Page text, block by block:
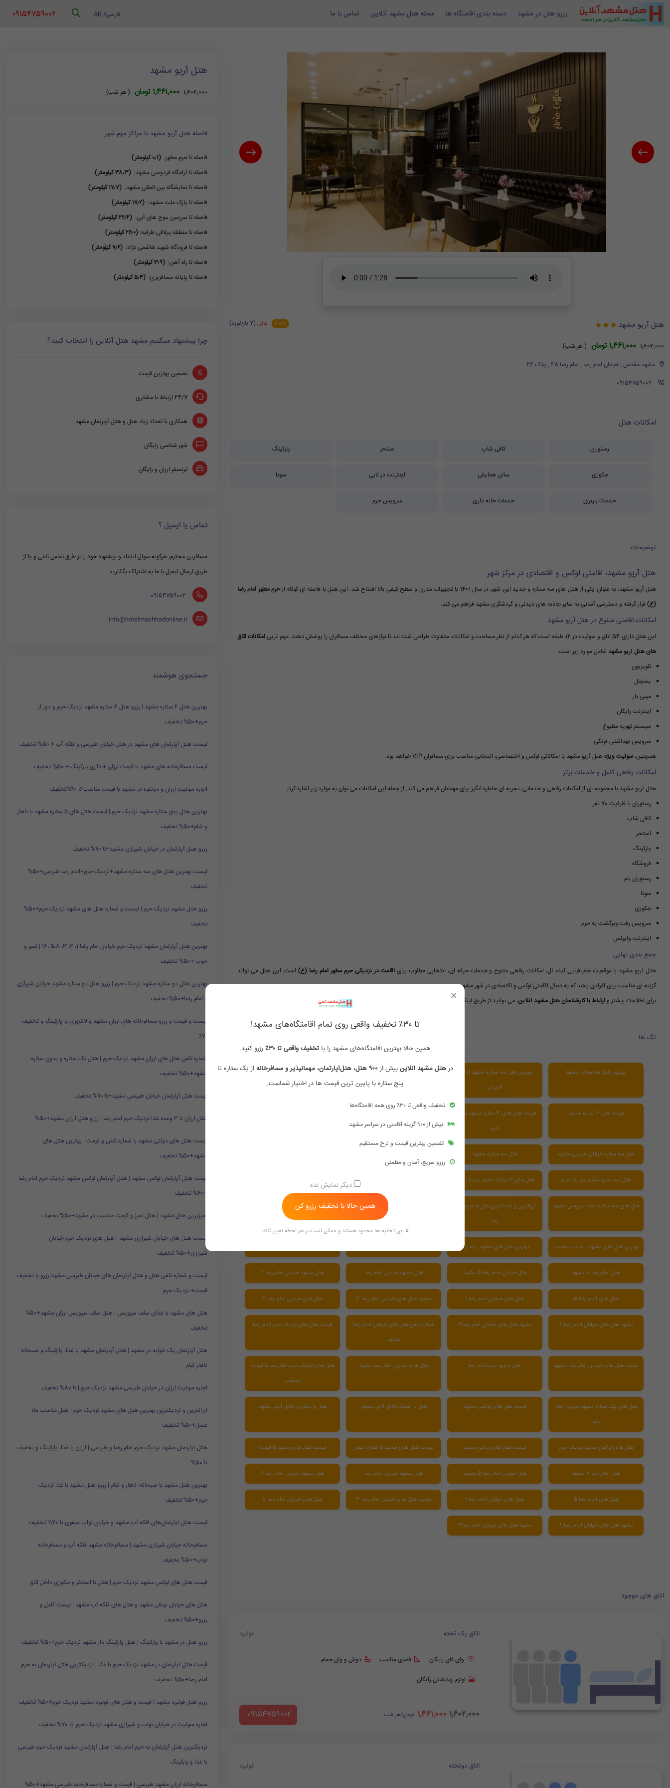
رزرو هتل در مشهد دسته بندی اقامتگاه ها مجله هتل مشهد آنلاین تماس با ما فارسی/
AR
‪ 09154759002
هتل آریو مشهد
1,602,000 1,461,000 تومان
( هر شب)
مشهد مقدس , خیابان امام رضا , امام رضا 28 , پلاک 22
‪ 09154759002
4.0 عالی (7 بازخورد)
امکانات هتل
رستوران کافی شاپ استخر پارکینگ
جکوزی سالن همایش اینترنت در لابی سونا
خدمات باربری خدمات خانه داری سرویس حرم
توضیحات
هتل آریو مشهد، اقامتی لوکس و اقتصادی در مرکز شهر
هتل آریو مشهد، به عنوان یکی از هتل های سه ستاره و جدید این شهر، در سال 1401 با تجهیزات مدرن و سطح کیفی بالا افتتاح شد. این هتل با فاصله ای کوتاه از
حرم مطهر امام رضا
(ع)قرار گرفته و دسترسی آسانی به سایر جاذبه های دیدنی و گردشگری مشهد فراهم می کند.
امکانات اقامتی متنوع در هتل آریو مشهد
این هتل دارای 54 اتاق و سوئیت در 12 طبقه است که هر کدام از نظر مساحت و امکانات، متفاوت طراحی شده اند تا نیازهای مختلف مسافران را پوشش دهند. مهم ترین
امکانات اتاق
های هتل آریو مشهد شامل موارد زیر است:
تلویزیون
یخچال
مینی بار
اینترنت رایگان
سیستم تهویه مطبوع
سرویس بهداشتی فرنگی
همچنین، سوئیت ویژه هتل آریو مشهد با امکاناتی لوکس و اختصاصی، انتخابی مناسب برای مسافران VIP خواهد بود.
امکانات رفاهی کامل و خدمات برتر
هتل آریو مشهد با مجموعه ای از امکانات رفاهی و خدماتی، تجربه ای خاطره انگیز برای مهمانان فراهم می کند. از جمله این امکانات می توان به موارد زیر اشاره کرد:
رستوران با ظرفیت 70 نفر
کافی شاپ
استخر
پارکینگ
فروشگاه
رستوران بام
سونا
جکوزی
سرویس رفت وبرگشت به حرم
اینترنت وایرلس
جمع بندی نهایی
هتل آریو مشهد با موقعیت جغرافیایی ایده آل، امکانات رفاهی متنوع و خدمات حرفه ای، انتخابی مطلوب برای اقامت در نزدیکی حرم مطهر امام رضا (ع)است. این هتل می تواند
گزینه ای مناسب برای افرادی باشد که به دنبال اقامتی لوکس و اقتصادی در شهر مشهد هستند.
برای اطلاعات بیشتر و ارتباط با کارشناسان هتل مشهد آنلاین، می توانید از طریق لینک زیر به وبسایت مراجعه کنید.
تگ ها
بهترین هتل سه ستاره مشهد
بهترین هتل سه ستاره مشهد از نظر
کاربران
بهترین هتل سه ستاره مشهد نزدیک حرم رزرو هتل سه ستاره مشهد
قیمت هتل ۳ ستاره مشهد
قیمت هتل های 3 ستاره مشهد نزدیک
حرم
هتل سه ستاره خیابان طبرسی مشهد هتل سه ستاره مشهد
هتل سه ستاره مشهد نزدیک حرم هتل های 3 ستاره مشهد نزدیک حرم
هتل های سه ستاره سلف سرویس مشهد
ارزانترین و نزدیکترین هتل به حرم امام
رضا
بهترین هتل مشهد برای ماه عسل بهترین هتل های مشهد از نظر مسافران
بهترین هتل های مشهد با قیمت مناسب بهترین هتل های مشهد رتبه برتر
هتل امام رضا 8 مشهد هتل خیابان امام رضا 5 مشهد هتل مشهد خیابان امام رضا هتل مشهد خیابان امام رضا ۲
هتل های امام رضا 5 هتل های خیابان امام رضا 1 مشهد هتل های خیابان امام رضا 3 هتل های خیابان امام رضا ۵
مشهد هتل های خیابان امام رضا ۸ مشهد هتل های خیابان امام رضا3
شماره تلفن هتل های خیابان امام رضا
مشهد
قیمت هتل های نزدیک حرم امام رضا
لیست هتل های خیابان امام رضا مشهد هتل با ویو حرم امام رضا هتل های خیابان امام رضا مشهد
هتل های نزدیک حرم امام رضا با قیمت
مناسب
هتل های یک ستاره مشهد خیابان امام
رضا
قیمت هتل های لوکس مشهد هتل با استخر داخل اتاق مشهد هتل با جکوزی داخل اتاق مشهد
هتل های لوکس مشهد نزدیک حرم لیست هتل های دولتی مشهد لیست هتل های مشهد با شماره تلفن لیست هتل های مشهد با قیمت
هتل امام رضا 8 مشهد هتل خیابان امام رضا 5 مشهد هتل مشهد خیابان امام رضا هتل مشهد خیابان امام رضا ۲
هتل های امام رضا 5 هتل های خیابان امام رضا 1 مشهد هتل های خیابان امام رضا 3 هتل های خیابان امام رضا ۵
مشهد هتل های خیابان امام رضا ۸ مشهد هتل های خیابان امام رضا3
اتاق های موجود
اتاق یک تخته فولبرد
وای فای رایگان فضای مناسب دوش و وان حمام
لوازم بهداشتی رایگان
1,602,000
1,461,000 تومان/هر شب ‪ 09154759002
اتاق دوتخته فولبرد
هتل آریو مشهد
1,602,000 1,461,000 تومان ( هر شب)
فاصله هتل آریو مشهد با مراکز مهم شهر
فاصله تا حرم مطهر: (۰٫1 کیلومتر)
فاصله تا آرامگاه فردوسی مشهد: (۳۸٫۳ کیلومتر)
فاصله تا نمایشگاه بین المللی مشهد: (۱۷٫۷ کیلومتر)
فاصله تا پارک ملت مشهد: (۱۷٫۲ کیلومتر)
فاصله تا سرزمین موج های آبی: (۲۲٫۴ کیلومتر)
فاصله تا منطقه ییلاقی طرقبه: (۲۶٫۰ کیلومتر)
فاصله تا فرودگاه شهید هاشمی نژاد: (۷٫۶ کیلومتر)
فاصله تا راه آهن: (۳٫۹ کیلومتر)
فاصله تا پایانه مسافربری: (۵٫۴ کیلومتر)
چرا پیشنهاد میکنیم مشهد هتل آنلاین را انتخاب کنید؟
تضمین بهترین قیمت
24/7 ارتباط با مشتری
همکاری با تعداد زیاد هتل و هتل آپارتمان مشهد
شهر شناسی رایگان
ترنسفر ارزان و رایگان
تماس یا ایمیل ؟
مسافرین محترم: هرگونه سوال انتقاد و پیشنهاد خود را از طرق تماس تلفی و یا از
طریق ارسال ایمیل با ما به اشتراک بگذارید
‪ 09154759002
info@hotelmashhadonline.ir
جستجوی هوشمند
بهترین هتل ۴ ستاره مشهد | رزرو هتل ۴ ستاره مشهد نزدیک حرم و دور از
حرم+50% تخفیف
لیست هتل آپارتمان های مشهد در هتل خیابان طبرسی و فلکه آب + 50% تخفیف
لیست مسافرخانه های مشهد با قیمت ارزان + داری پارکینگ + 50% تخفیف
اجاره سوئیت ارزان و دونفره در مشهد با قیمت مناسب تا 90%تخفیف
بهترین هتل پنج ستاره مشهد نزدیک حرم | لیست هتل های ۵ ستاره مشهد با ناهار
و شام+50% تخفیف
رزرو هتل آپارتمان در خیابان شیرازی مشهد+تا 90% تخفیف
لیست بهترین هتل های سه ستاره مشهد+نزدیک حرم+امام رضا طبرسی+50%
تخفیف
رزرو هتل مشهد نزدیک حرم | لیست و شماره هتل های مشهد نزدیک حرم+50%
تخفیف
بهترین هتل آپارتمان مشهد نزدیک حرم خیابان امام رضا 1، 2، 3، 5،8 ،16 | تمیز و
خوب +50% تخفیف
بهترین هتل دو ستاره مشهد نزدیک حرم | رزرو هتل دو ستاره مشهد خیابان شیرازی
و امام رضا+50% تخفیف
لیست و قیمت و رزرو مسافرخانه های ارزان مشهد و لاکچری با پارکینگ و تخفیف
۷۰٪
شماره تلفن هتل های ارزان مشهد نزدیک حرم | هتل تک ستاره و بدون ستاره
مشهد+50% تخفیف
قیمت هتل آپارتمان خیابان طبرسی مشهد+تا 90% تخفیف
هتل ارزان با ۳ وعده غذا نزدیک حرم امام رضا | رزرو هتل ارزان مشهد+50%
لیست هتل های دولتی مشهد با شماره تلفن و قیمت | بهترین هتل های
مشهد+50% تخفیف
قیمت هتل آپارتمان لوکس مشهد | هتل آپارتمان لوکس مشهد نزدیک حرم امام رضا
+40% تخفیف
تمیزترین هتل مشهد | هتل تمیز و قیمت مناسب در مشهد+50% تخفیف
لیست هتل های خیابان شیرازی مشهد | هتل های نزدیک حرم خیابان
شیرازی+50% تخفیف
لیست و شماره تلفن هتل و هتل آپارتمان های خیابان طبرسی مشهد|رزرو با تخفیف
قیمت+ نزدیک حرم
هتل های مشهد با غذای سلف سرویس | هتل سلف سرویس ارزان مشهد+50%
تخفیف
هتل آپارتمان یک خوابه در مشهد | هتل آپارتمان مشهد با غذا، پارکینگ و صبحانه
ناهار شام
اجاره سوئیت ارزان در خیابان طبرسی مشهد نزدیک حرم | تا 80% تخفیف
ارزانترین و نزدیکترین بهترین هتل های مشهد نزدیک حرم | هتل مناسب ماه
عسل+50% تخفیف
هتل آپارتمان مشهد نزدیک حرم امام رضا و طبرسی | ارزان با غذا، پارکینگ و تخفیف
تا 50%
بهترین هتل مشهد با صبحانه، ناهار و شام | رزرو هتل مشهد با غذا نزدیک
حرم+50% تخفیف
لیست هتل آپارتمان‌های فلکه آب مشهد و خیابان نواب صفوی|با 70% تخفیف
مسافرخانه خیابان شیرازی مشهد | مسافرخانه مشهد فلکه آب و مسافرخانه
نواب+50% تخفیف
قیمت هتل های لوکس مشهد نزدیک حرم | هتل با استخر و جکوزی داخل اتاق
هتل های خیابان نوغان مشهد و هتل های فلکه آب مشهد | لیست کامل و
رزرو+50% تخفیف
رزرو هتل در مشهد با پارکینگ | هتل پارکینگ دار مشهد نزدیک حرم+50% تخفیف
قیمت هتل آپارتمان در مشهد نزدیک حرم با غذا | نزدیکترین هتل آپارتمان به حرم
امام رضا+50% تخفیف
رزرو هتل فولبرد مشهد | قیمت و هتل های فولبرد مشهد نزدیک حرم+50% تخفیف
اجاره سوئیت در خیابان نواب و شیرازی مشهد نزدیک حرم| تا 70% تخفیف
نزدیکترین هتل آپارتمان به حرم امام رضا | هتل آپارتمان مشهد نزدیک حرم طبرسی
با غذا و پارکینگ
مسافرخانه ارزان مشهد طبرسی | قیمت و شماره مسافرخانه طبرسی مشهد+50%
×
تا ۳۰٪ تخفیف واقعی روی تمام اقامتگاه‌های مشهد!
همین حالا بهترین اقامتگاه‌های مشهد را با تخفیف واقعی تا ۳۰٪
رزرو کنید.
درهتل مشهد آنلاین بیش از۹۰۰ هتل، هتل‌آپارتمان، مهمانپذیر و مسافرخانه
از یک ستاره تا
پنج ستاره با پایین ترین قیمت ها در اختیار شماست.
تخفیف واقعی تا ۳۰٪ روی همه اقامتگاه‌ها
بیش از ۹۰۰ گزینه اقامتی در سراسر مشهد
تضمین بهترین قیمت و نرخ مستقیم
رزرو سریع، آسان و مطمئن
دیگر نمایش نده
همین حالا با تخفیف رزرو کن
⏳ این تخفیف‌ها محدود هستند و ممکن است در هر لحظه تغییر کنند.